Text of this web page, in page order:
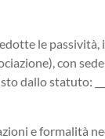
le
con sede in
dallo statuto:
e formalità